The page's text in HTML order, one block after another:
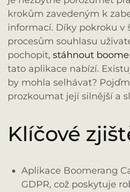
krokům zavedeným k
informací. Díky pokroku v
procesům souhlasu
pochopit, stáhnout
tato aplikace nabízí.
by mohla selhávat?
prozkoumat její silnější a
Klíčové
Aplikace Boomerang
GDPR, což poskytuje